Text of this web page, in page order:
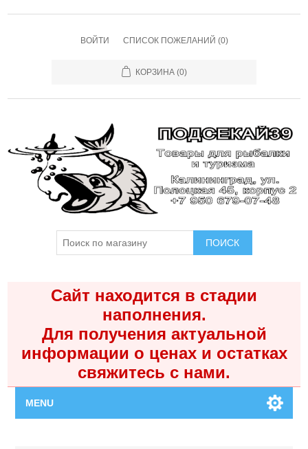
ВОЙТИ СПИСОК ПОЖЕЛАНИЙ (0)
КОРЗИНА (0)
ПОИСК
Сайт находится в стадии
наполнения.
Для получения актуальной
информации о ценах и остатках
свяжитесь с нами.
MENU